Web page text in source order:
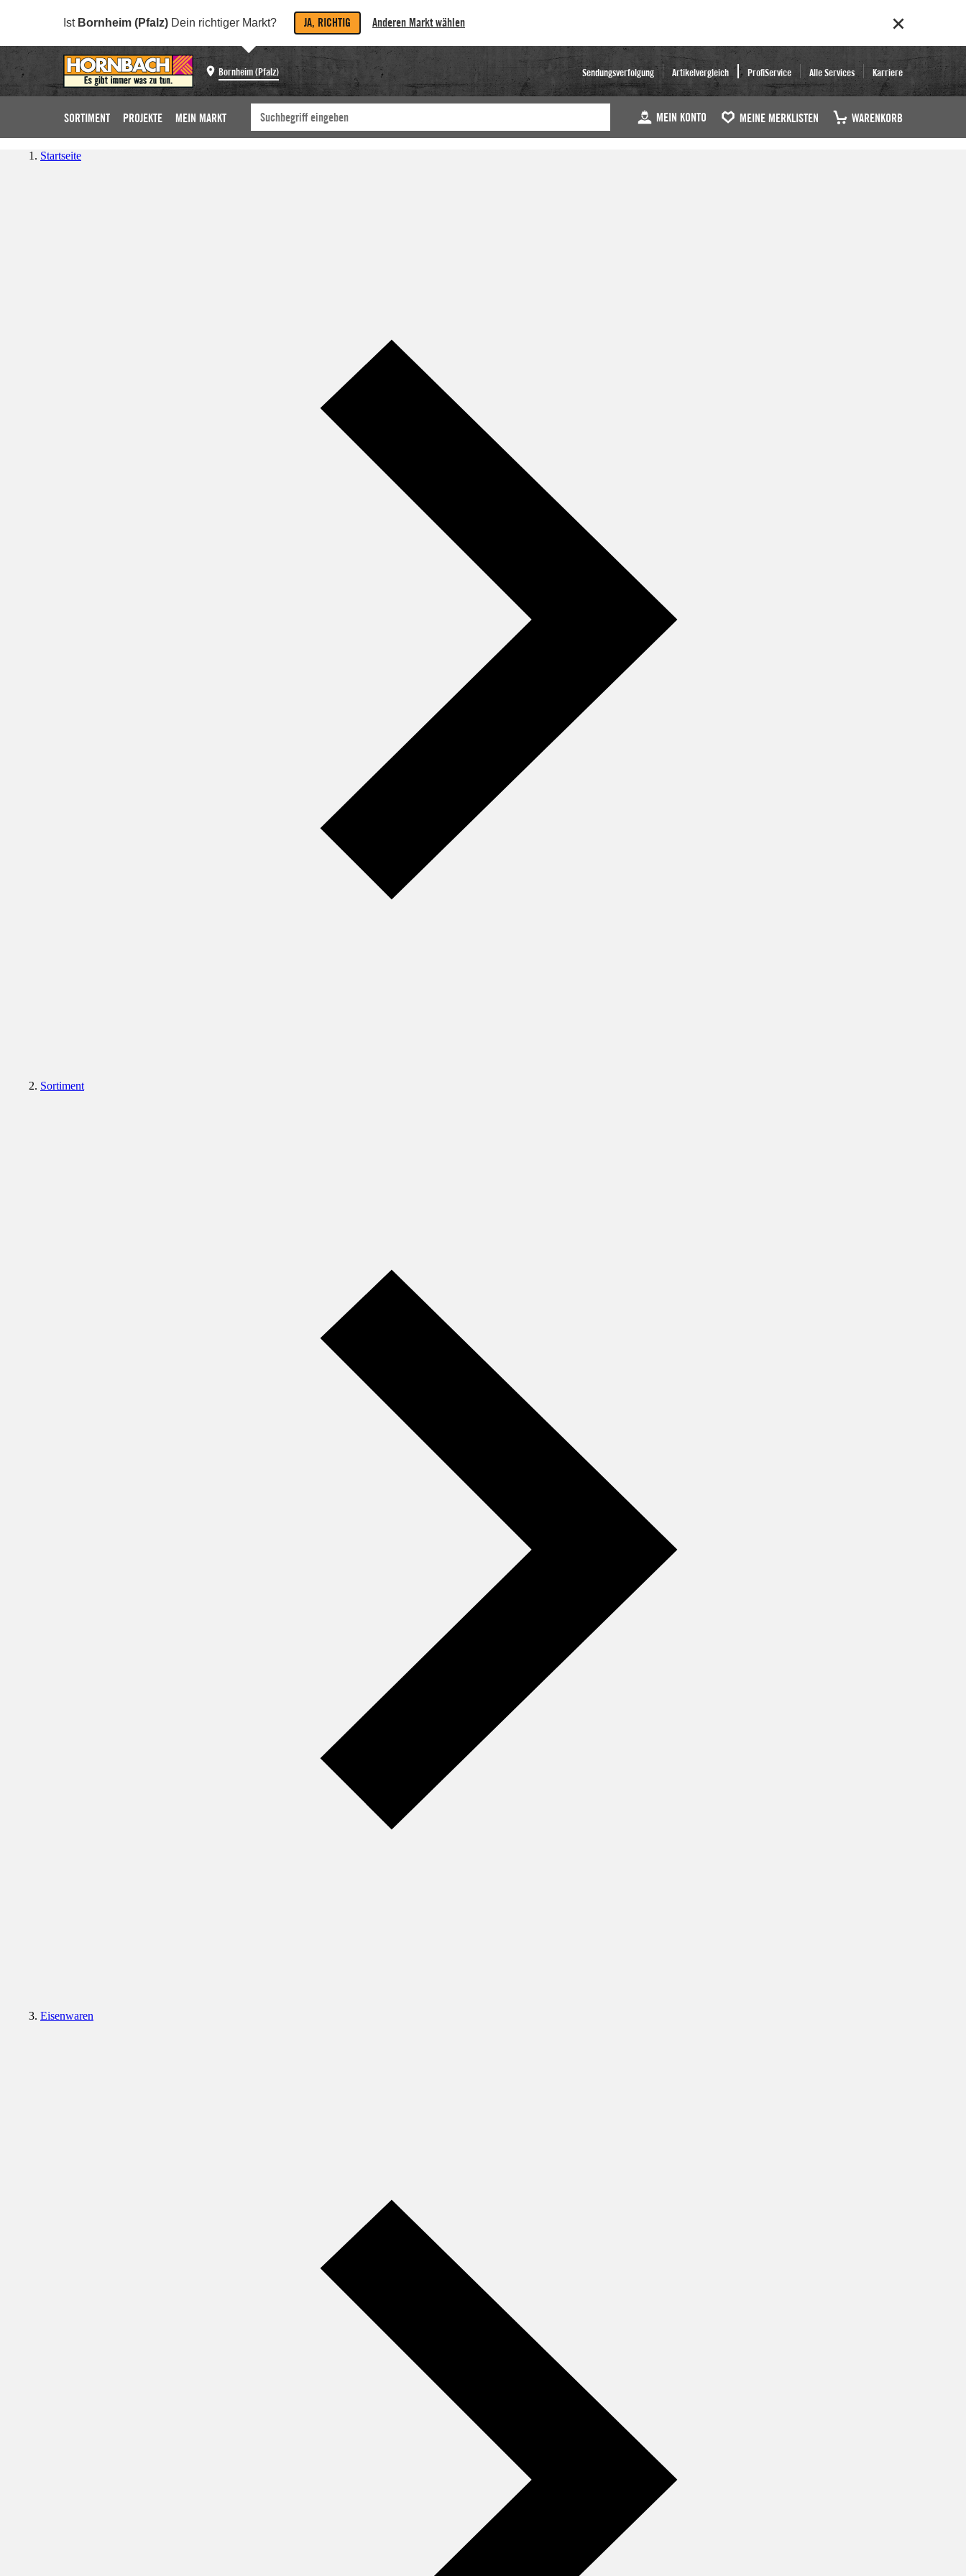
Ist Bornheim (Pfalz) Dein richtiger Markt? JA, RICHTIG Anderen Markt wählen
Bornheim (Pfalz) Sendungsverfolgung Artikelvergleich ProfiService Alle Services Karriere
SORTIMENT PROJEKTE MEIN MARKT MEIN KONTO MEINE MERKLISTEN WARENKORB
Startseite
Sortiment
Eisenwaren